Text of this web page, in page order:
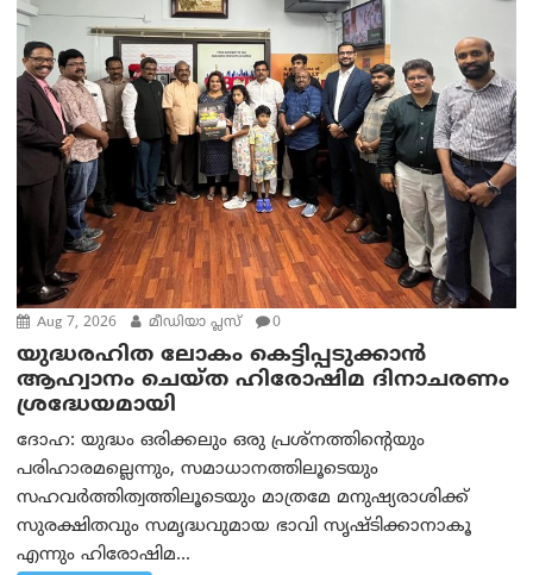
Aug 7, 2026 മീഡിയാ പ്ലസ് 0
യുദ്ധരഹിത ലോകം കെട്ടിപ്പടുക്കാന്‍
ആഹ്വാനം ചെയ്ത ഹിരോഷിമ ദിനാചരണം
ശ്രദ്ധേയമായി
ദോഹ: യുദ്ധം ഒരിക്കലും ഒരു പ്രശ്‌നത്തിന്റെയും
പരിഹാരമല്ലെന്നും, സമാധാനത്തിലൂടെയും
സഹവര്‍ത്തിത്വത്തിലൂടെയും മാത്രമേ മനുഷ്യരാശിക്ക്
സുരക്ഷിതവും സമൃദ്ധവുമായ ഭാവി സൃഷ്ടിക്കാനാകൂ
എന്നും ഹിരോഷിമ...